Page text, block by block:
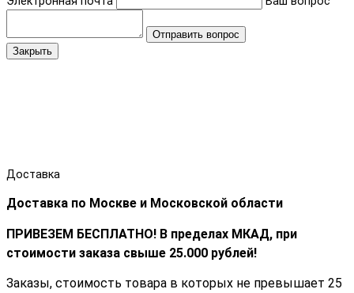
Отправить вопрос
Закрыть
Доставка
Доставка по Москве и Московской области
ПРИВЕЗЕМ БЕСПЛАТНО! В пределах МКАД, при
стоимости заказа cвыше 25.000 рублей!
Заказы, стоимость товара в которых не превышает 25